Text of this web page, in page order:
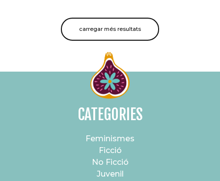
carregar més resultats
CATEGORIES
Feminismes
Ficció
No Ficció
Juvenil